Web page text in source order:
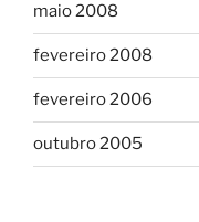
maio 2008
fevereiro 2008
fevereiro 2006
outubro 2005